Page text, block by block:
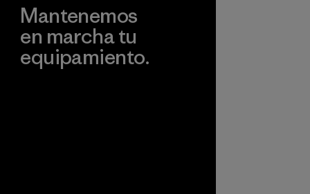
Mantenemos
en marcha tu
equipamiento.